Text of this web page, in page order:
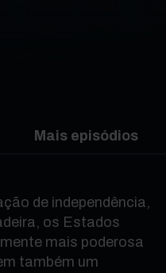
Mais episódios
de independência,
os Estados
mais poderosa
também um